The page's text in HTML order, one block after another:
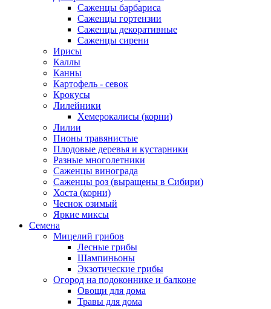
Саженцы барбариса
Саженцы гортензии
Саженцы декоративные
Саженцы сирени
Ирисы
Каллы
Канны
Картофель - севок
Крокусы
Лилейники
Хемерокалисы (корни)
Лилии
Пионы травянистые
Плодовые деревья и кустарники
Разные многолетники
Саженцы винограда
Саженцы роз (выращены в Сибири)
Хоста (корни)
Чеснок озимый
Яркие миксы
Семена
Мицелий грибов
Лесные грибы
Шампиньоны
Экзотические грибы
Огород на подоконнике и балконе
Овощи для дома
Травы для дома